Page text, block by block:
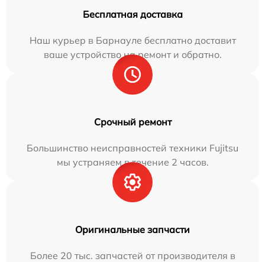
Бесплатная доставка
Наш курьер в Барнауле бесплатно доставит
ваше устройство на ремонт и обратно.
Срочный ремонт
Большинство неисправностей техники Fujitsu
мы устраняем в течение 2 часов.
Оригинальные запчасти
Более 20 тыс. запчастей от производителя в